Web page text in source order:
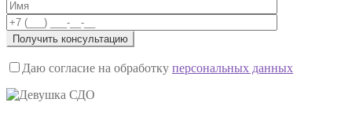
Даю согласие на обработку персональных данных